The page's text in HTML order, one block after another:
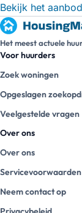
Bekijk het
Het meest actuele
Voor huurders
Zoek woningen
Opgeslagen
Veelgestelde vragen
Over ons
Over ons
Servicevoorwaarden
Neem contact op